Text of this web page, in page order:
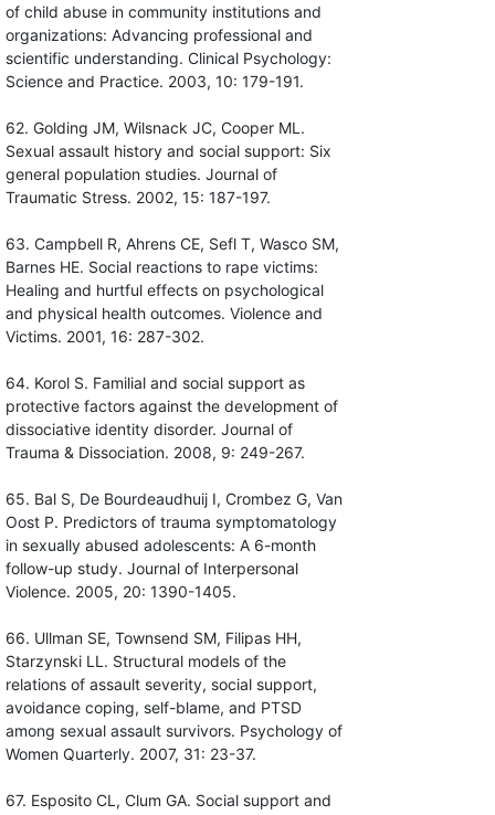
of child abuse in community institutions and
organizations: Advancing professional and
scientific understanding. Clinical Psychology:
Science and Practice. 2003, 10: 179-191.
62. Golding JM, Wilsnack JC, Cooper ML.
Sexual assault history and social support: Six
general population studies. Journal of
Traumatic Stress. 2002, 15: 187-197.
63. Campbell R, Ahrens CE, Sefl T, Wasco SM,
Barnes HE. Social reactions to rape victims:
Healing and hurtful effects on psychological
and physical health outcomes. Violence and
Victims. 2001, 16: 287-302.
64. Korol S. Familial and social support as
protective factors against the development of
dissociative identity disorder. Journal of
Trauma & Dissociation. 2008, 9: 249-267.
65. Bal S, De Bourdeaudhuij I, Crombez G, Van
Oost P. Predictors of trauma symptomatology
in sexually abused adolescents: A 6-month
follow-up study. Journal of Interpersonal
Violence. 2005, 20: 1390-1405.
66. Ullman SE, Townsend SM, Filipas HH,
Starzynski LL. Structural models of the
relations of assault severity, social support,
avoidance coping, self-blame, and PTSD
among sexual assault survivors. Psychology of
Women Quarterly. 2007, 31: 23-37.
67. Esposito CL, Clum GA. Social support and